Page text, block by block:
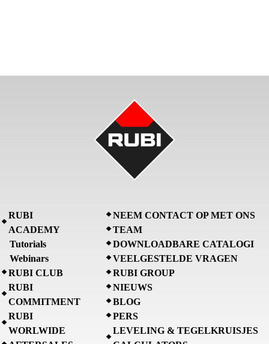
RUBI
ACADEMY
Tutorials
Webinars
RUBI CLUB
RUBI
COMMITMENT
RUBI
WORLWIDE
NEEM CONTACT OP MET ONS
TEAM
DOWNLOADBARE CATALOGI
VEELGESTELDE VRAGEN
RUBI GROUP
NIEUWS
BLOG
PERS
LEVELING & TEGELKRUISJES